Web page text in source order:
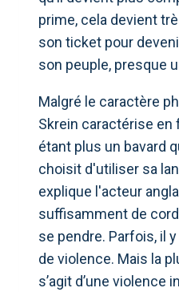
prime, cela devient
son ticket pour
son peuple, presque
Malgré le caractère
Skrein caractérise
étant plus un bavard
choisit d'utiliser sa
explique l'acteur
suffisamment de
se pendre. Parfois, il
de violence. Mais la
s’agit d’une violence